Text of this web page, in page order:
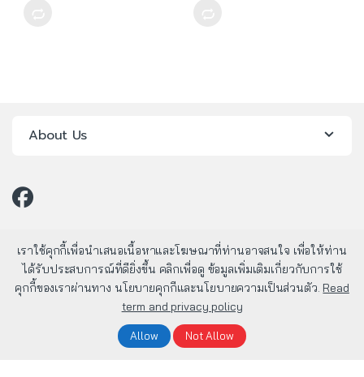
เราใช้คุกกี้เพื่อนำเสนอเนื้อหาและโฆษณาที่ท่านอาจสนใจ เพื่อให้ท่าน
ได้รับประสบการณ์ที่ดียิ่งขึ้น คลิกเพื่อดู ข้อมูลเพิ่มเติมเกี่ยวกับการใช้
คุกกี้ของเราผ่านทาง นโยบายคุกกีและนโยบายความเป็นส่วนตัว. Read
term and privacy policy
Allow Not Allow
About Us
มีคำถาม? โทรหาเรา 24/7!
02-803-1800